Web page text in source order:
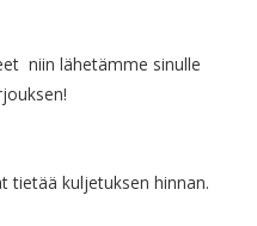
niin lähetämme sinulle
tietää kuljetuksen hinnan.